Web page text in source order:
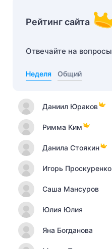
Рейтинг сайта
Отвечайте на
Неделя Общий
Даниил Юраков
Римма Ким
Данила Стоякин
Игорь Проскуренко
Саша Мансуров
Юлия Юлия
Яна Богданова